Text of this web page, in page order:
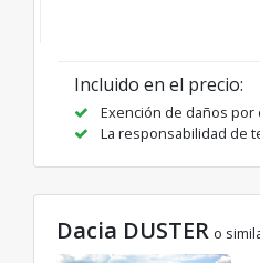
Incluido en el precio:
Exención de daños por
La responsabilidad de
Dacia DUSTER o